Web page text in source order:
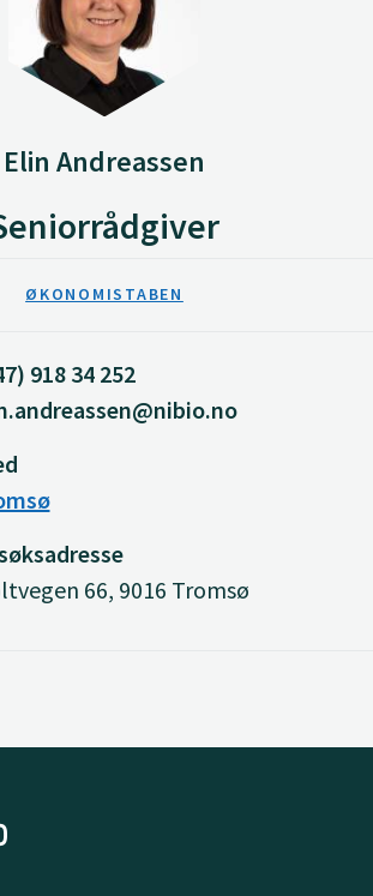
Elin Andreassen
ØKONOMISTABEN
918 34 252
66, 9016 Tromsø